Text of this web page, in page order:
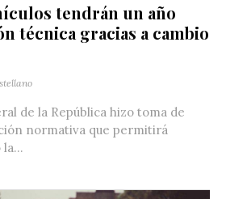
tendrán un año
técnica gracias a cambio
de la República hizo toma de
normativa que permitirá